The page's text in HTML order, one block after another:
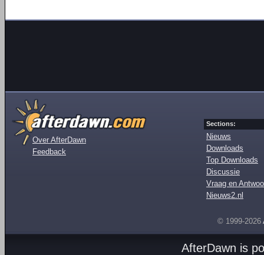
Over AfterDawn
Feedback
Sections:
Nieuws
Downloads
Top Downloads
Discussie
Vraag en
Nieuws2.nl
© 1999-2026
AfterDawn is